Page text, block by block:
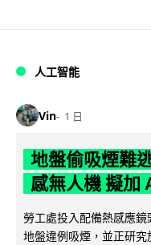
人工智能
Vin 1 日
地盤偷吸煙難
感無人機 擬加
勞工處投入配備熱感應
地盤違例吸煙，並正研